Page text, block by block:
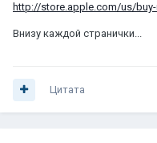
http://store.apple.com/us/
Внизу каждой странички...
Цитата